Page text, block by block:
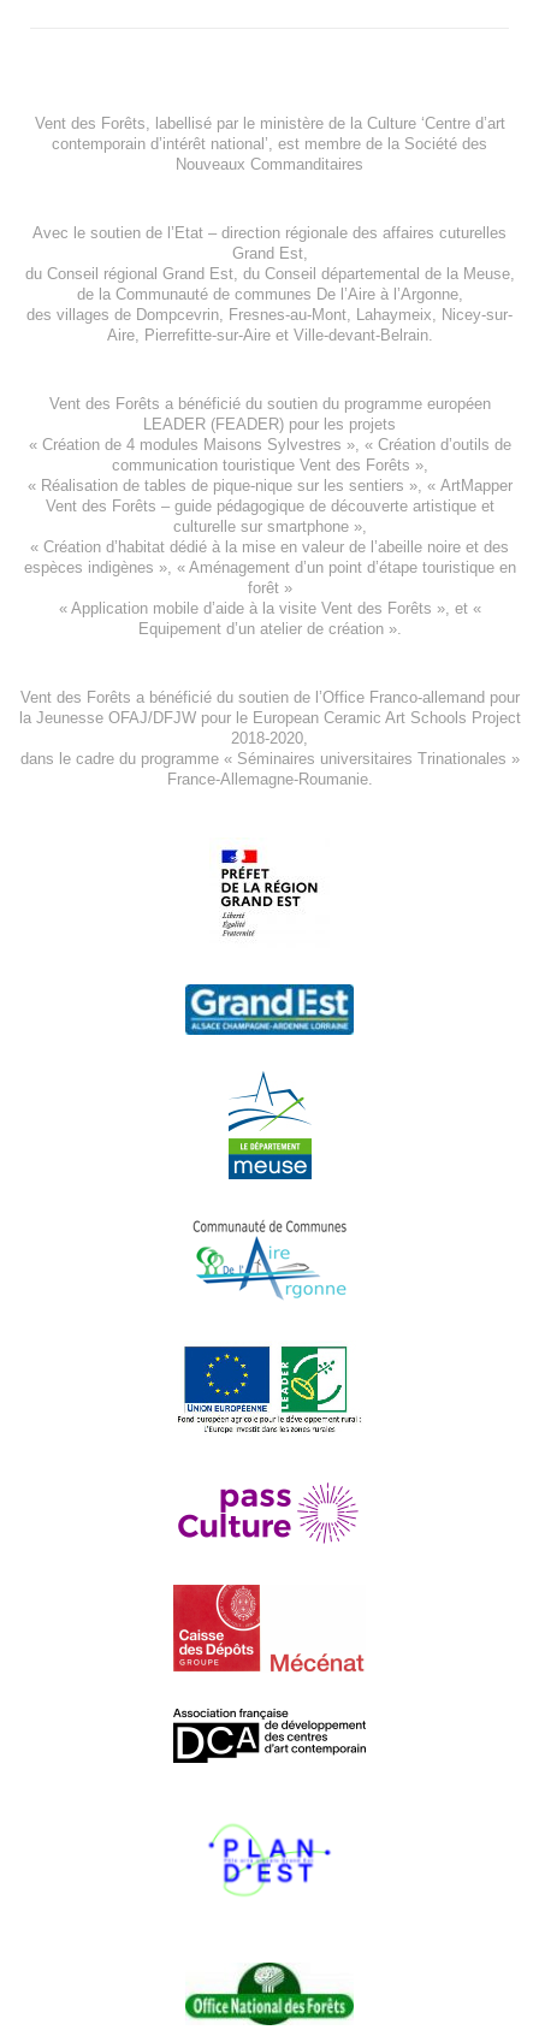
Vent des Forêts, labellisé par le ministère de la Culture ‘Centre d’art
contemporain d’intérêt national’, est membre de la Société des
Nouveaux Commanditaires
Avec le soutien de l’ Etat – direction régionale des affaires cuturelles
Grand Est,
du Conseil régional Grand Est, du Conseil départemental de la Meuse,
de la Communauté de communes De l’Aire à l’Argonne,
des villages de Dompcevrin Fresnes-au-Mont Lahaymeix
Nicey-sur-
Aire, Pierrefitte-sur-Aireet Ville-devant-Belrain.
Vent des Forêts a bénéficié du soutien du programme européen
LEADER (FEADER) pour les projets
« Création de 4 modules Maisons Sylvestres », « Création d’outils de
communication touristique Vent des Forêts »,
« Réalisation de tables de pique-nique sur les sentiers », « ArtMapper
Vent des Forêts – guide pédagogique de découverte artistique et
culturelle sur smartphone »,
« Création d’habitat dédié à la mise en valeur de l’abeille noire et des
espèces indigènes », « Aménagement d’un point d’étape touristique en
forêt»
« Application mobile d’aide à la visite Vent des Forêts », et «
Equipement d’un atelier de création».
Vent des Forêts a bénéficié du soutien de l’Office Franco-allemand pour
la Jeunesse OFAJ/DFJWpour leEuropean Ceramic Art Schools Project
2018-2020
dans le cadre du programme « Séminaires universitaires Trinationales »
France-Allemagne-Roumanie.